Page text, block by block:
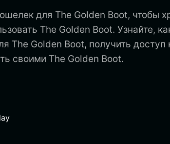
для The Golden Boot, чтобы
The Golden Boot. Узнайте,
The Golden Boot, получить доступ
своими The Golden Boot.